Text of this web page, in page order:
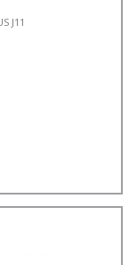
J11